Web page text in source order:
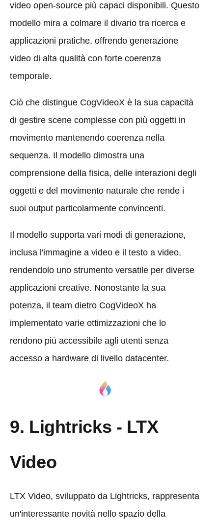
video open-source più capaci disponibili. Questo
modello mira a colmare il divario tra ricerca e
applicazioni pratiche, offrendo generazione
video di alta qualità con forte coerenza
temporale.
Ciò che distingue CogVideoX è la sua capacità
di gestire scene complesse con più oggetti in
movimento mantenendo coerenza nella
sequenza. Il modello dimostra una
comprensione della fisica, delle interazioni degli
oggetti e del movimento naturale che rende i
suoi output particolarmente convincenti.
Il modello supporta vari modi di generazione,
inclusa l'immagine a video e il testo a video,
rendendolo uno strumento versatile per diverse
applicazioni creative. Nonostante la sua
potenza, il team dietro CogVideoX ha
implementato varie ottimizzazioni che lo
rendono più accessibile agli utenti senza
accesso a hardware di livello datacenter.
9. Lightricks - LTX
Video
LTX Video, sviluppato da Lightricks, rappresenta
un'interessante novità nello spazio della